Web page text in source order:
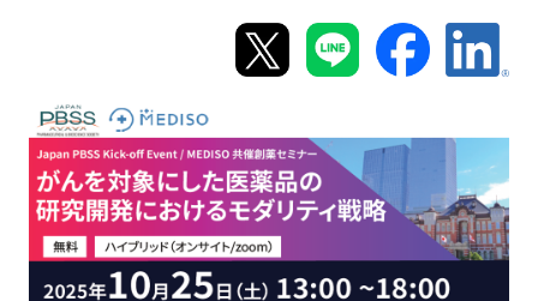
新規登録
イベント
プログラム